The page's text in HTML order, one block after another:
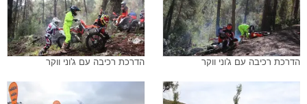
הדרכת רכיבה עם ג'וני ווקר הדרכת רכיבה עם ג'וני ווקר